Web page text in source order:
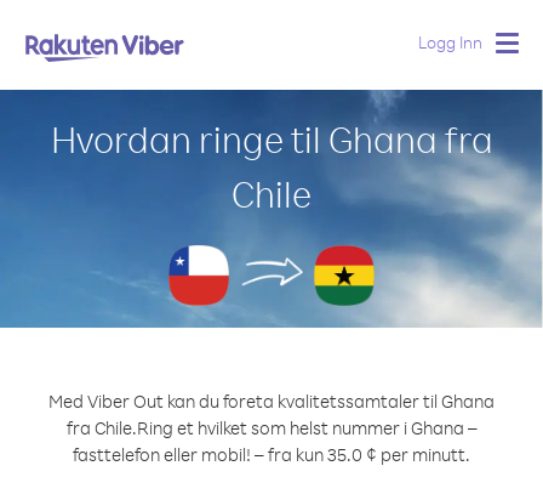
Logg Inn
Hvordan ringe til Ghana fra
Chile
Med Viber Out kan du foreta kvalitetssamtaler til Ghana
fra Chile.Ring et hvilket som helst nummer i Ghana –
fasttelefon eller mobil! – fra kun 35.0 ¢ per minutt.